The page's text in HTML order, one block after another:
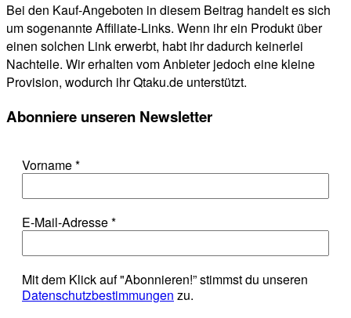
Bei den Kauf-Angeboten in diesem Beitrag handelt es sich
um sogenannte Affiliate-Links. Wenn ihr ein Produkt über
einen solchen Link erwerbt, habt ihr dadurch keinerlei
Nachteile. Wir erhalten vom Anbieter jedoch eine kleine
Provision, wodurch ihr Qtaku.de unterstützt.
Abonniere unseren Newsletter
Vorname*
E-Mail-Adresse*
Mit dem Klick auf "Abonnieren!” stimmst du unseren
Datenschutzbestimmungen zu.